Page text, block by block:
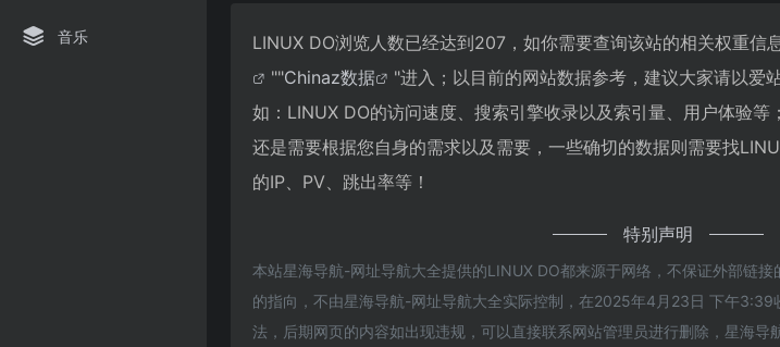
音乐 LINUX DO浏览人数已经达到207，如你需要查询该站的相关权重信
""Chinaz数据
"进入；以目前的网站数据参考，建议大家请以爱
如：LINUX DO的访问速度、搜索引擎收录以及索引量、用户体验
还是需要根据您自身的需求以及需要，一些确切的数据则需要找
的IP、PV、跳出率等！
特别声明
本站星海导航-网址导航大全提供的LINUX DO都来源于网络，不保证外部链
的指向，不由星海导航-网址导航大全实际控制，在2025年4月23日 下午3:39
法，后期网页的内容如出现违规，可以直接联系网站管理员进行删除，星海导